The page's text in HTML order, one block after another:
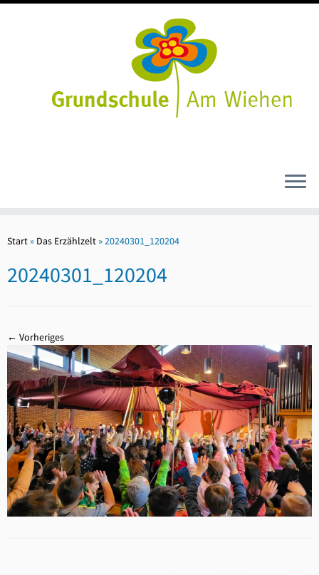
Inhalt
Start » Das Erzählzelt »20240301_120204
20240301_120204
← Vorheriges